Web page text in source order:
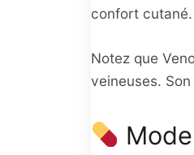
confort cutané.
Notez que
veineuses.